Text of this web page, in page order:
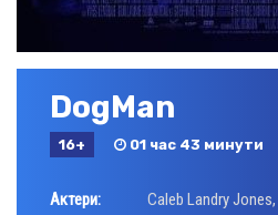
DogMan
16+ 01 час 43 минути
Актери: Caleb Landry Jones,